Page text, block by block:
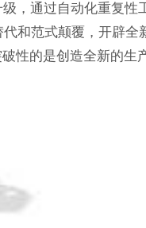
，通过自动化重复性
和范式颠覆，开辟
性的是创造全新的生